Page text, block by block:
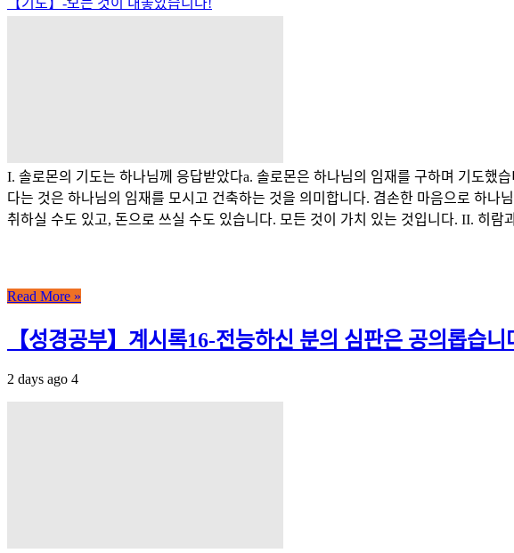
I. 솔로몬의 기도는 하나님께 응답받았다a. 솔로몬은 하나님의 임재를 구하며 기도했
다는 것은 하나님의 임재를 모시고 건축하는 것을 의미합니다. 겸손한 마음으로 하
취하실 수도 있고, 돈으로 쓰실 수도 있습니다. 모든 것이 가치 있는 것입니다. II. 히람
Read More »
【성경공부】계시록16-전능하신 분의 심판은 공의롭습
2 days ago 4